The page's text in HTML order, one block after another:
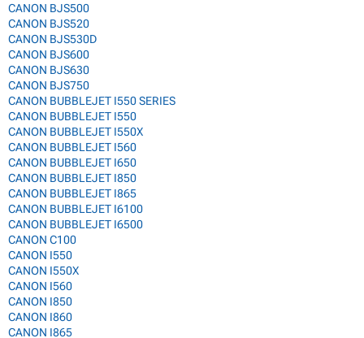
CANON BJS500
CANON BJS520
CANON BJS530D
CANON BJS600
CANON BJS630
CANON BJS750
CANON BUBBLEJET I550 SERIES
CANON BUBBLEJET I550
CANON BUBBLEJET I550X
CANON BUBBLEJET I560
CANON BUBBLEJET I650
CANON BUBBLEJET I850
CANON BUBBLEJET I865
CANON BUBBLEJET I6100
CANON BUBBLEJET I6500
CANON C100
CANON I550
CANON I550X
CANON I560
CANON I850
CANON I860
CANON I865